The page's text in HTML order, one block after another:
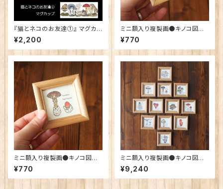
『猫とネコのお友達①』 マグカッ
プ
¥2,200
ミニ額入り複製画●キノコ図鑑
シリーズ●Pluteus aurantior
ugosus「ヒイロベニヒダタケ」
¥770
ミニ額入り複製画●キノコ図鑑
シリーズ●Amanita hemibap
ha「タマゴタケ」
¥770
ミニ額入り複製画●キノコ図鑑
シリーズ●１２種類セット
¥9,240